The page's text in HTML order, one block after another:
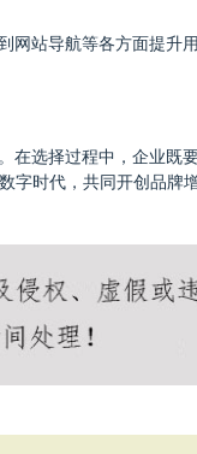
站导航等各方面提升用
在选择过程中，企业既
字时代，共同开创品牌